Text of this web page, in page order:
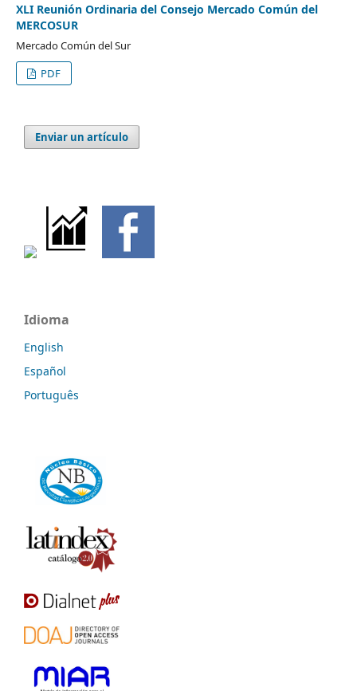
XLI Reunión Ordinaria del Consejo Mercado Común del
MERCOSUR
Mercado Común del Sur
PDF
Enviar un artículo
Idioma
English
Español
Português